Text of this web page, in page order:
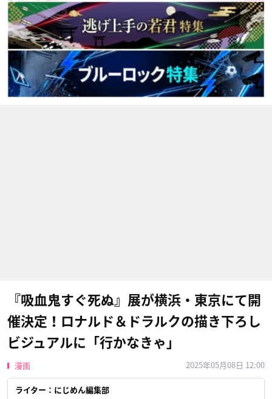
『吸血鬼すぐ死ぬ』展が横浜・東京にて開
催決定！ロナルド＆ドラルクの描き下ろし
ビジュアルに「行かなきゃ」
漫画 2025年05月08日 12:00
ライター：にじめん編集部